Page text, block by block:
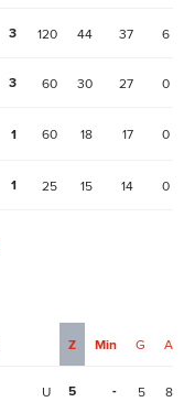
3 120 44 37 6
3 60 30 27 0
1 60 18 17 0
1 25 15 14 0
Z Min G A
U 5 - 5 8